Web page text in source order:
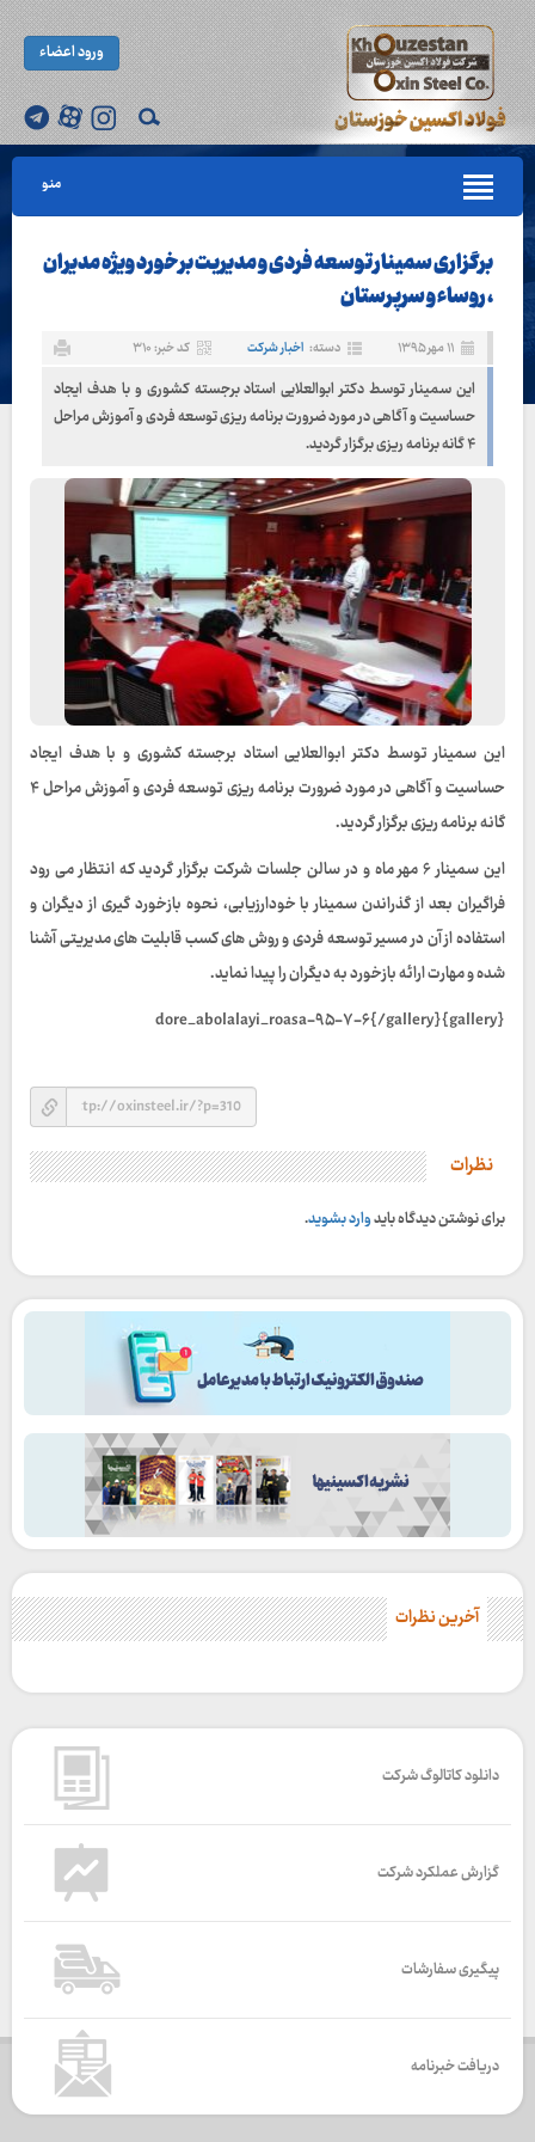
ورود اعضاء
منو
برگزاری سمینار توسعه فردی و مدیریت برخورد ویژه مدیران
، روساء و سرپرستان
۱۱ مهر ۱۳۹۵ دسته: اخبار شرکت کد خبر: ۳۱۰
این سمینار توسط دکتر ابوالعلایی استاد برجسته کشوری و با هدف ایجاد
حساسیت و آگاهی در مورد ضرورت برنامه ریزی توسعه فردی و آموزش مراحل
۴ گانه برنامه ریزی برگزار گردید.
این سمینار توسط دکتر ابوالعلایی استاد برجسته کشوری و با هدف ایجاد
حساسیت و آگاهی در مورد ضرورت برنامه ریزی توسعه فردی و آموزش مراحل ۴
گانه برنامه ریزی برگزار گردید.
این سمینار ۶ مهر ماه و در سالن جلسات شرکت برگزار گردید که انتظار می رود
فراگیران بعد از گذراندن سمینار با خودارزیابی، نحوه بازخورد گیری از دیگران و
استفاده از آن در مسیر توسعه فردی و روش های کسب قابلیت های مدیریتی آشنا
شده و مهارت ارائه بازخورد به دیگران را پیدا نماید.
{gallery}dore_abolalayi_roasa-۹۵-۷-۶{/gallery}
نظرات
برای نوشتن دیدگاه بایدوارد بشوید.
آخرین نظرات
دانلود کاتالوگ شرکت
گزارش عملکرد شرکت
پیگیری سفارشات
دریافت خبرنامه